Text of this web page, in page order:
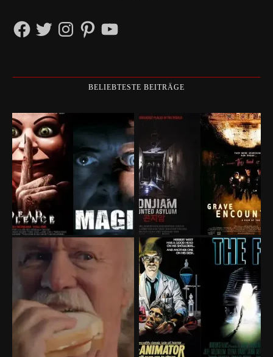
FacebookTwitterInstagramPinterestYouTube
BELIEBTESTE BEITRÄGE